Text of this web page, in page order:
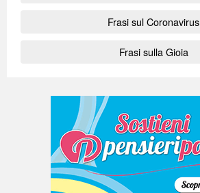
Frasi sul Coronavirus
Frasi sulla Gioia